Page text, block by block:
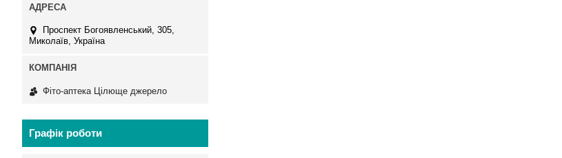
Проспект Богоявленський, 305,
Миколаїв, Україна
Фіто-аптека Цілюще джерело
Графік роботи